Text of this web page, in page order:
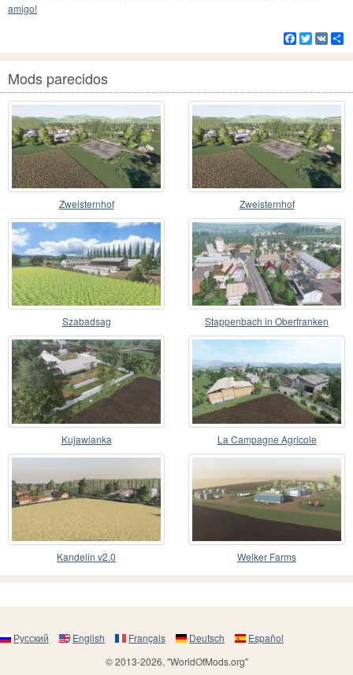
amigo!
Facebook
Twitter
VK
Mods parecidos
Zweisternhof Zweisternhof
Szabadsag Stappenbach in Oberfranken
Kujawianka La Campagne Agricole
Kandelin v2.0 Welker Farms
Русский English Français Deutsch
Español
© 2013-2026, "WorldOfMods.org"